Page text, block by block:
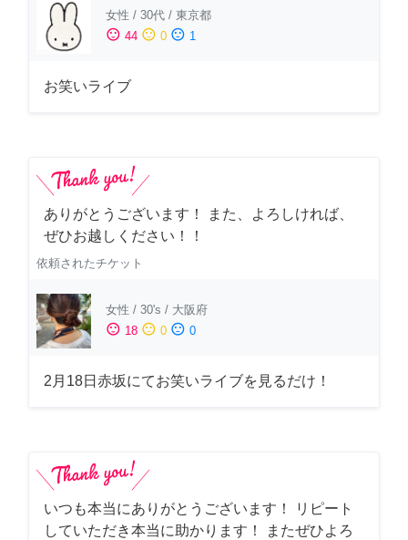
女性 / 30代 / 東京都
sentiment_satisfied 44 sentiment_neutral 0 sentiment_dissatisfied 1
お笑いライブ
ありがとうございます！ また、よろしければ、
ぜひお越しください！！
依頼されたチケット
女性 / 30's / 大阪府
sentiment_satisfied 18 sentiment_neutral 0 sentiment_dissatisfied 0
2月18日赤坂にてお笑いライブを見るだけ！
いつも本当にありがとうございます！ リピート
していただき本当に助かります！ またぜひよろ